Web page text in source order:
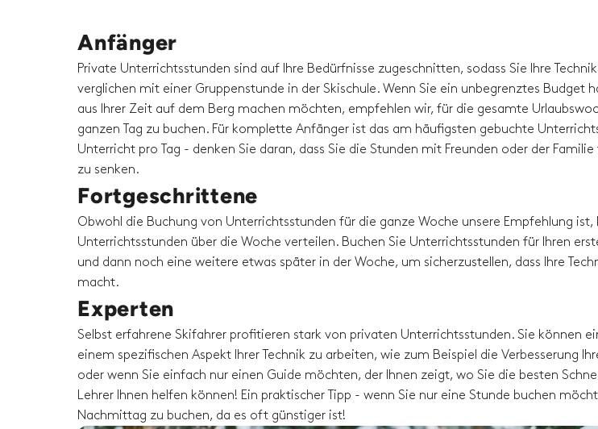
Anfänger
Private Unterrichtsstunden sind auf Ihre Bedürfnisse zugeschnitten, sodass Sie Ihre
verglichen mit einer Gruppenstunde in der Skischule. Wenn Sie ein unbegrenztes Budget
aus Ihrer Zeit auf dem Berg machen möchten, empfehlen wir, für die gesamte
ganzen Tag zu buchen. Für komplette Anfänger ist das am häufigsten gebuchte
Unterricht pro Tag - denken Sie daran, dass Sie die Stunden mit Freunden oder der
zu senken.
Fortgeschrittene
Obwohl die Buchung von Unterrichtsstunden für die ganze Woche unsere Empfehlung ist,
Unterrichtsstunden über die Woche verteilen. Buchen Sie Unterrichtsstunden für Ihren
und dann noch eine weitere etwas später in der Woche, um sicherzustellen, dass Ihre
macht.
Experten
Selbst erfahrene Skifahrer profitieren stark von privaten Unterrichtsstunden. Sie können
einem spezifischen Aspekt Ihrer Technik zu arbeiten, wie zum Beispiel die Verbesserung
oder wenn Sie einfach nur einen Guide möchten, der Ihnen zeigt, wo Sie die besten
Lehrer Ihnen helfen können! Ein praktischer Tipp - wenn Sie nur eine Stunde buchen
Nachmittag zu buchen, da es oft günstiger ist!